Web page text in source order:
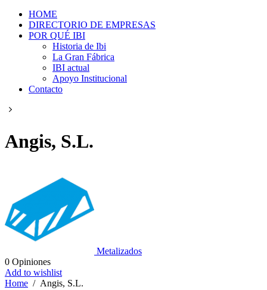
HOME
DIRECTORIO DE EMPRESAS
POR QUÉ IBI
Historia de Ibi
La Gran Fábrica
IBI actual
Apoyo Institucional
Contacto
Angis, S.L.
Metalizados
0 Opiniones
Add to wishlist
Home / Angis, S.L.